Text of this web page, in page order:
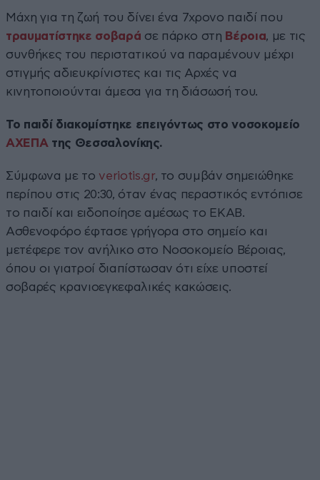
Μάχη για τη ζωή του δίνει ένα 7χρονο παιδί που
τραυματίστηκε σοβαρά σε πάρκο στη Βέροια, με τις
συνθήκες του περιστατικού να παραμένουν μέχρι
στιγμής αδιευκρίνιστες και τις Αρχές να
κινητοποιούνται άμεσα για τη διάσωσή του.
Το παιδί διακομίστηκε επειγόντως στο νοσοκομείο
ΑΧΕΠΑ της Θεσσαλονίκης.
Σύμφωνα με το veriotis.gr, το συμβάν σημειώθηκε
περίπου στις 20:30, όταν ένας περαστικός εντόπισε
το παιδί και ειδοποίησε αμέσως το ΕΚΑΒ.
Ασθενοφόρο έφτασε γρήγορα στο σημείο και
μετέφερε τον ανήλικο στο Νοσοκομείο Βέροιας,
όπου οι γιατροί διαπίστωσαν ότι είχε υποστεί
σοβαρές κρανιοεγκεφαλικές κακώσεις.